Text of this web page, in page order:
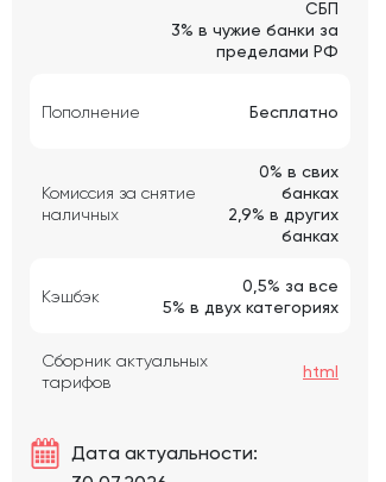
СБП
3% в чужие банки за
пределами РФ
Пополнение Бесплатно
Комиссия за снятие
наличных
0% в свих
банках
2,9% в других
банках
Кэшбэк
0,5% за все
5% в двух категориях
Сборник актуальных
тарифов
html
Дата актуальности: